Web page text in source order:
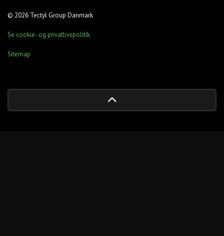
© 2026 Tectyl Group Danmark
Se cookie- og privatlivspolitik
Sitemap